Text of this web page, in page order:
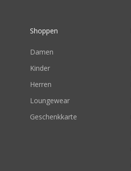
Shoppen
Damen
Kinder
Herren
Loungewear
Geschenkkarte